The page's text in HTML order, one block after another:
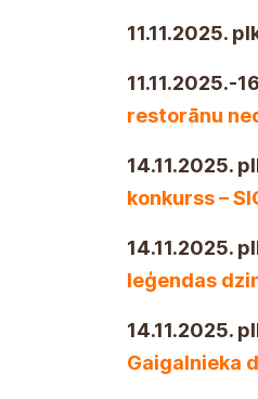
11.11.2025.
11.11.2025.-
restorānu
14.11.2025.
konkurss –
14.11.2025.
leģendas
14.11.2025.
Gaigalnieka